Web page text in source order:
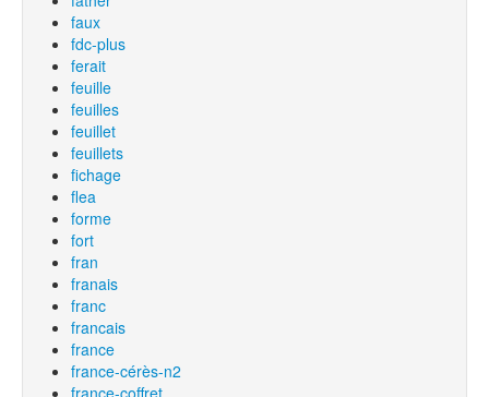
faux
fdc-plus
ferait
feuille
feuilles
feuillet
feuillets
fichage
flea
forme
fort
fran
franais
franc
francais
france
france-cérès-n2
france-coffret